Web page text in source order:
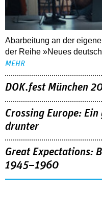
Abarbeitung an der
der Reihe »Neues
MEHR
DOK.fest München
Crossing Europe:
drunter
Great Expectations:
1945–1960